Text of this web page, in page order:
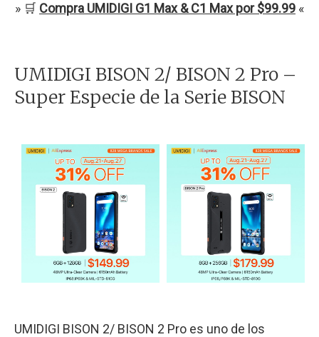
» 🛒 Compra UMIDIGI G1 Max & C1 Max por $99.99 «
UMIDIGI BISON 2/ BISON 2 Pro –
Super Especie de la Serie BISON
UMIDIGI BISON 2/ BISON 2 Pro es uno de los